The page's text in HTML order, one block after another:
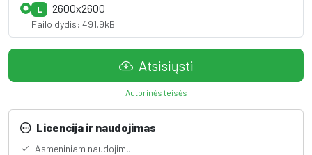
L 2600x2600
Failo dydis: 491.9kB
Atsisiųsti
Autorinės teisės
Licencija ir naudojimas
Asmeniniam naudojimui